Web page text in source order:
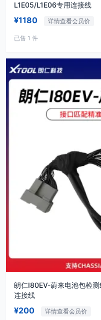
L1E05/L1E06专用连接线
¥1180 详情查看会员价
已售 1 件
朗仁I80EV-蔚来电池包检
连接线
¥200 详情查看会员价